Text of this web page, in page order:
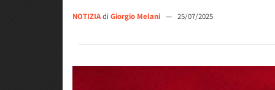
NOTIZIAdi Giorgio Melani — 25/07/2025